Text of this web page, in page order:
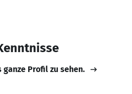
ganze Profil zu sehen.